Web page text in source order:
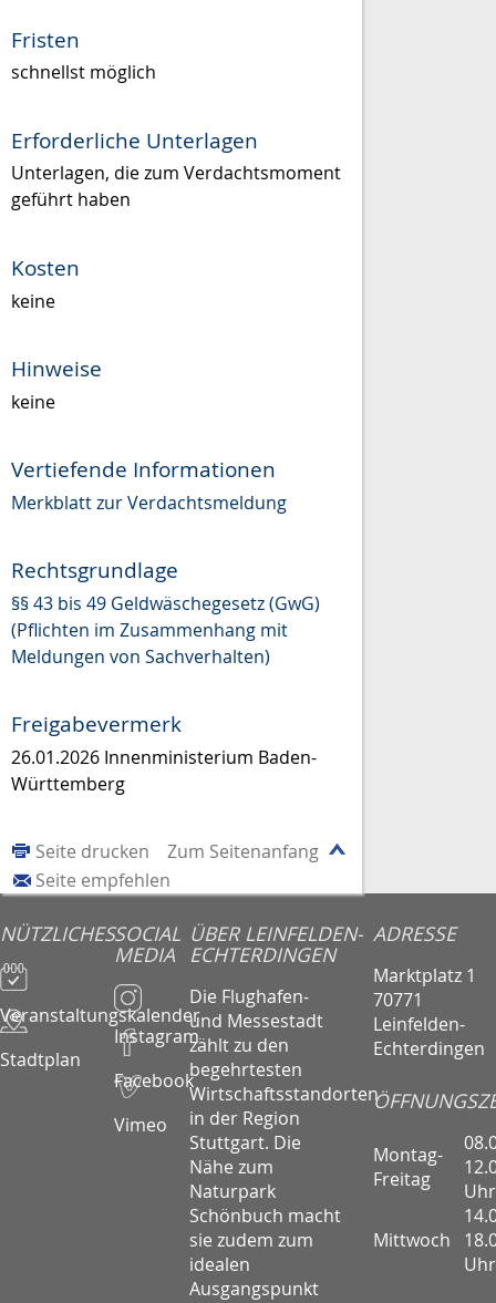
Fristen
schnellst möglich
Erforderliche Unterlagen
Unterlagen, die zum Verdachtsmoment
geführt haben
Kosten
keine
Hinweise
keine
Vertiefende Informationen
Merkblatt zur Verdachtsmeldung
Rechtsgrundlage
§§ 43 bis 49 Geldwäschegesetz (GwG)
(Pflichten im Zusammenhang mit
Meldungen von Sachverhalten)
Freigabevermerk
26.01.2026 Innenministerium Baden-
Württemberg
Zum Seitenanfang
Seite drucken
Seite empfehlen
NÜTZLICHES
Veranstaltungskalender
Stadtplan
SOCIAL
MEDIA
Instagram
Facebook
Vimeo
ÜBER LEINFELDEN-
ECHTERDINGEN
Die Flughafen-
und Messestadt
zählt zu den
begehrtesten
Wirtschaftsstandorten
in der Region
Stuttgart. Die
Nähe zum
Naturpark
Schönbuch macht
sie zudem zum
idealen
Ausgangspunkt
ADRESSE
Marktplatz 1
70771
Leinfelden-
Echterdingen
Montag-
Freitag
Uhr
Mittwoch
Uhr